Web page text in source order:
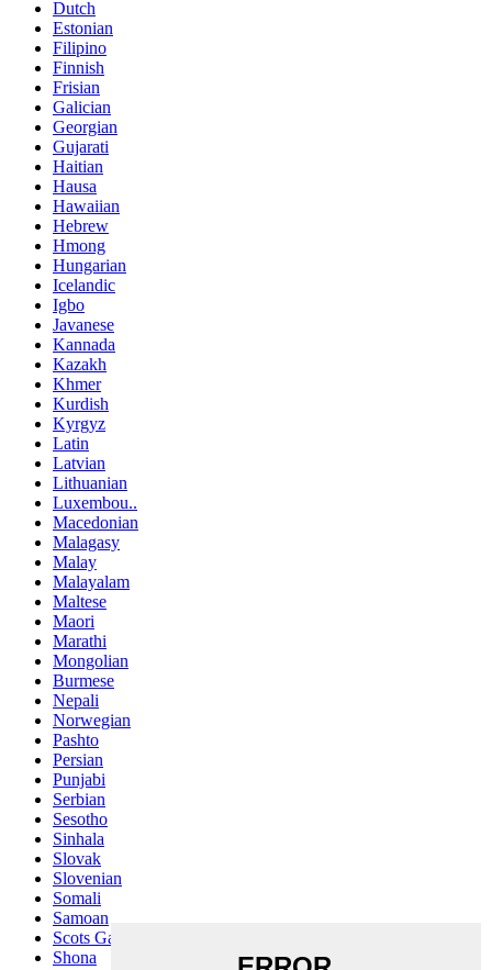
Dutch
Estonian
Filipino
Finnish
Frisian
Galician
Georgian
Gujarati
Haitian
Hausa
Hawaiian
Hebrew
Hmong
Hungarian
Icelandic
Igbo
Javanese
Kannada
Kazakh
Khmer
Kurdish
Kyrgyz
Latin
Latvian
Lithuanian
Luxembou..
Macedonian
Malagasy
Malay
Malayalam
Maltese
Maori
Marathi
Mongolian
Burmese
Nepali
Norwegian
Pashto
Persian
Punjabi
Serbian
Sesotho
Sinhala
Slovak
Slovenian
Somali
Samoan
Scots Gaelic
Shona